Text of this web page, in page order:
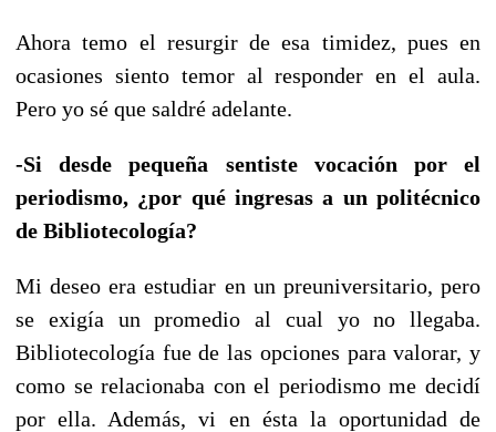
Ahora temo el resurgir de esa timidez, pues en
ocasiones siento temor al responder en el aula.
Pero yo sé que saldré adelante.
-Si desde pequeña sentiste vocación por el
periodismo, ¿por qué ingresas a un politécnico
de Bibliotecología?
Mi deseo era estudiar en un preuniversitario, pero
se exigía un promedio al cual yo no llegaba.
Bibliotecología fue de las opciones para valorar, y
como se relacionaba con el periodismo me decidí
por ella. Además, vi en ésta la oportunidad de